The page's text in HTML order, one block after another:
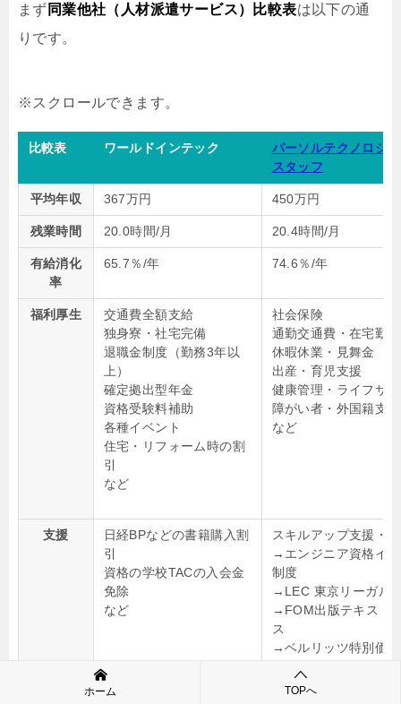
まず 同業他社（人材派遣サービス）比較表は以下の通
りです。
比較表 ワールドインテック
パーソルテクノロジー
スタッフ
平均年収 367万円 450万円
残業時間 20.0時間/月 20.4時間/月
有給消化
率
65.7％/年 74.6％/年
福利厚生
交通費全額支給
独身寮・社宅完備
退職金制度（勤務3年以
上）
確定拠出型年金
資格受験料補助
各種イベント
住宅・リフォーム時の割
引
など
社会保険
通勤交通費・在宅勤
休暇休業・見舞金
出産・育児支援
健康管理・ライフサ
障がい者・外国籍支援
など
支援
日経BPなどの書籍購入割
引
資格の学校TACの入会金
免除
など
スキルアップ支援・
→エンジニア資格イ
制度
→LEC 東京リーガル
→FOM出版テキスト
ス
→ベルリッツ特別価格
→Gaba英会話特別専
ホーム TOPへ